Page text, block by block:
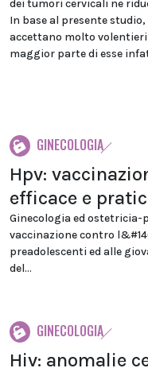
dei tumori cervicali ne
In base al presente
accettano molto volentieri
maggior parte di esse
GINECOLOGIA
Hpv:
efficace e
Ginecologia ed ostetricia-
vaccinazione contro
preadolescenti ed alle
del...
GINECOLOGIA
Hiv: anomalie